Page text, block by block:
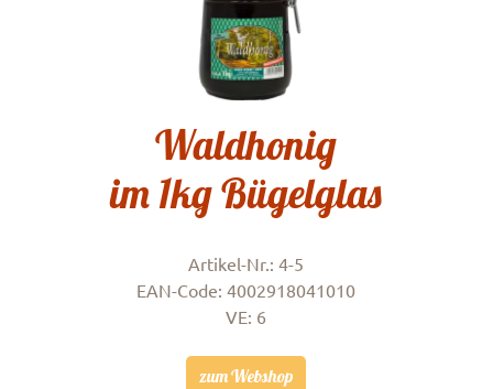
Waldhonig
im 1kg Bügelglas
Artikel-Nr.: 4-5
EAN-Code: 4002918041010
VE: 6
zum Webshop